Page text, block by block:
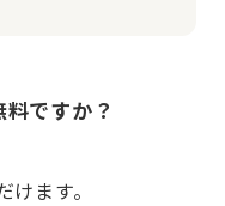
ですか？
ます。